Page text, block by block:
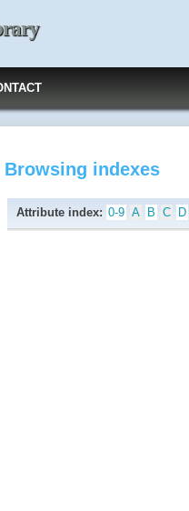
Browsing indexes
Attribute index: 0-9 A B C D